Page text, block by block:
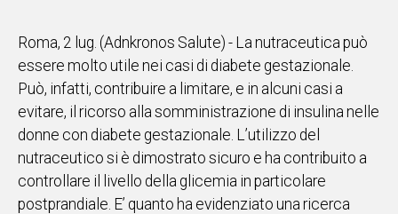
ALTRE
NOTIZIE
POLITICA
IN
ITALIA
NEL
MONDO
Roma, 2 lug. (Adnkronos Salute) - La nutraceutica può
essere molto utile nei casi di diabete gestazionale.
Può, infatti, contribuire a limitare, e in alcuni casi a
evitare, il ricorso alla somministrazione di insulina nelle
donne con diabete gestazionale. L’utilizzo del
nutraceutico si è dimostrato sicuro e ha contribuito a
controllare il livello della glicemia in particolare
postprandiale. E’ quanto ha evidenziato una ricerca